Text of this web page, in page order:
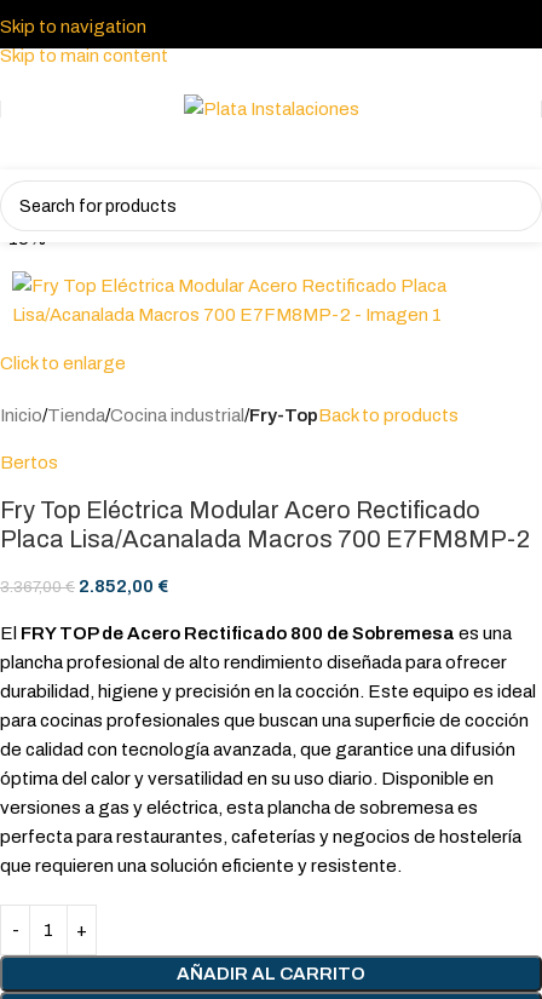
Skip to navigation
Skip to main content
-15%
Click to enlarge
Inicio Tienda Cocina industrial Fry-TopBack to products
Bertos
Fry Top Eléctrica Modular Acero Rectificado
Placa Lisa/Acanalada Macros 700 E7FM8MP-2
3.367,00€ 2.852,00 €
El FRY TOP de Acero Rectificado 800 de Sobremesa es una
plancha profesional de alto rendimiento diseñada para ofrecer
durabilidad, higiene y precisión en la cocción. Este equipo es ideal
para cocinas profesionales que buscan una superficie de cocción
de calidad con tecnología avanzada, que garantice una difusión
óptima del calor y versatilidad en su uso diario. Disponible en
versiones a gas y eléctrica, esta plancha de sobremesa es
perfecta para restaurantes, cafeterías y negocios de hostelería
que requieren una solución eficiente y resistente.
AÑADIR AL CARRITO